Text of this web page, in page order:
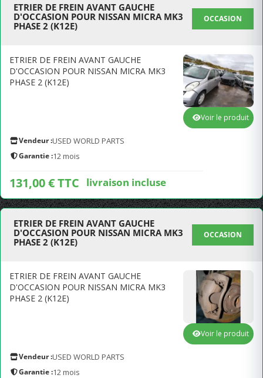
ETRIER DE FREIN AVANT GAUCHE
D'OCCASION POUR NISSAN MICRA MK3
PHASE 2 (K12E)
OCCASION
ETRIER DE FREIN AVANT GAUCHE
D'OCCASION POUR NISSAN MICRA MK3
PHASE 2 (K12E)
Vendeur :USED WORLD PARTS
Garantie :12 mois
131,00 € TTC livraison incluse
Voir le produit
ETRIER DE FREIN AVANT GAUCHE
D'OCCASION POUR NISSAN MICRA MK3
PHASE 2 (K12E)
OCCASION
ETRIER DE FREIN AVANT GAUCHE
D'OCCASION POUR NISSAN MICRA MK3
PHASE 2 (K12E)
Vendeur :USED WORLD PARTS
Garantie :12 mois
Voir le produit